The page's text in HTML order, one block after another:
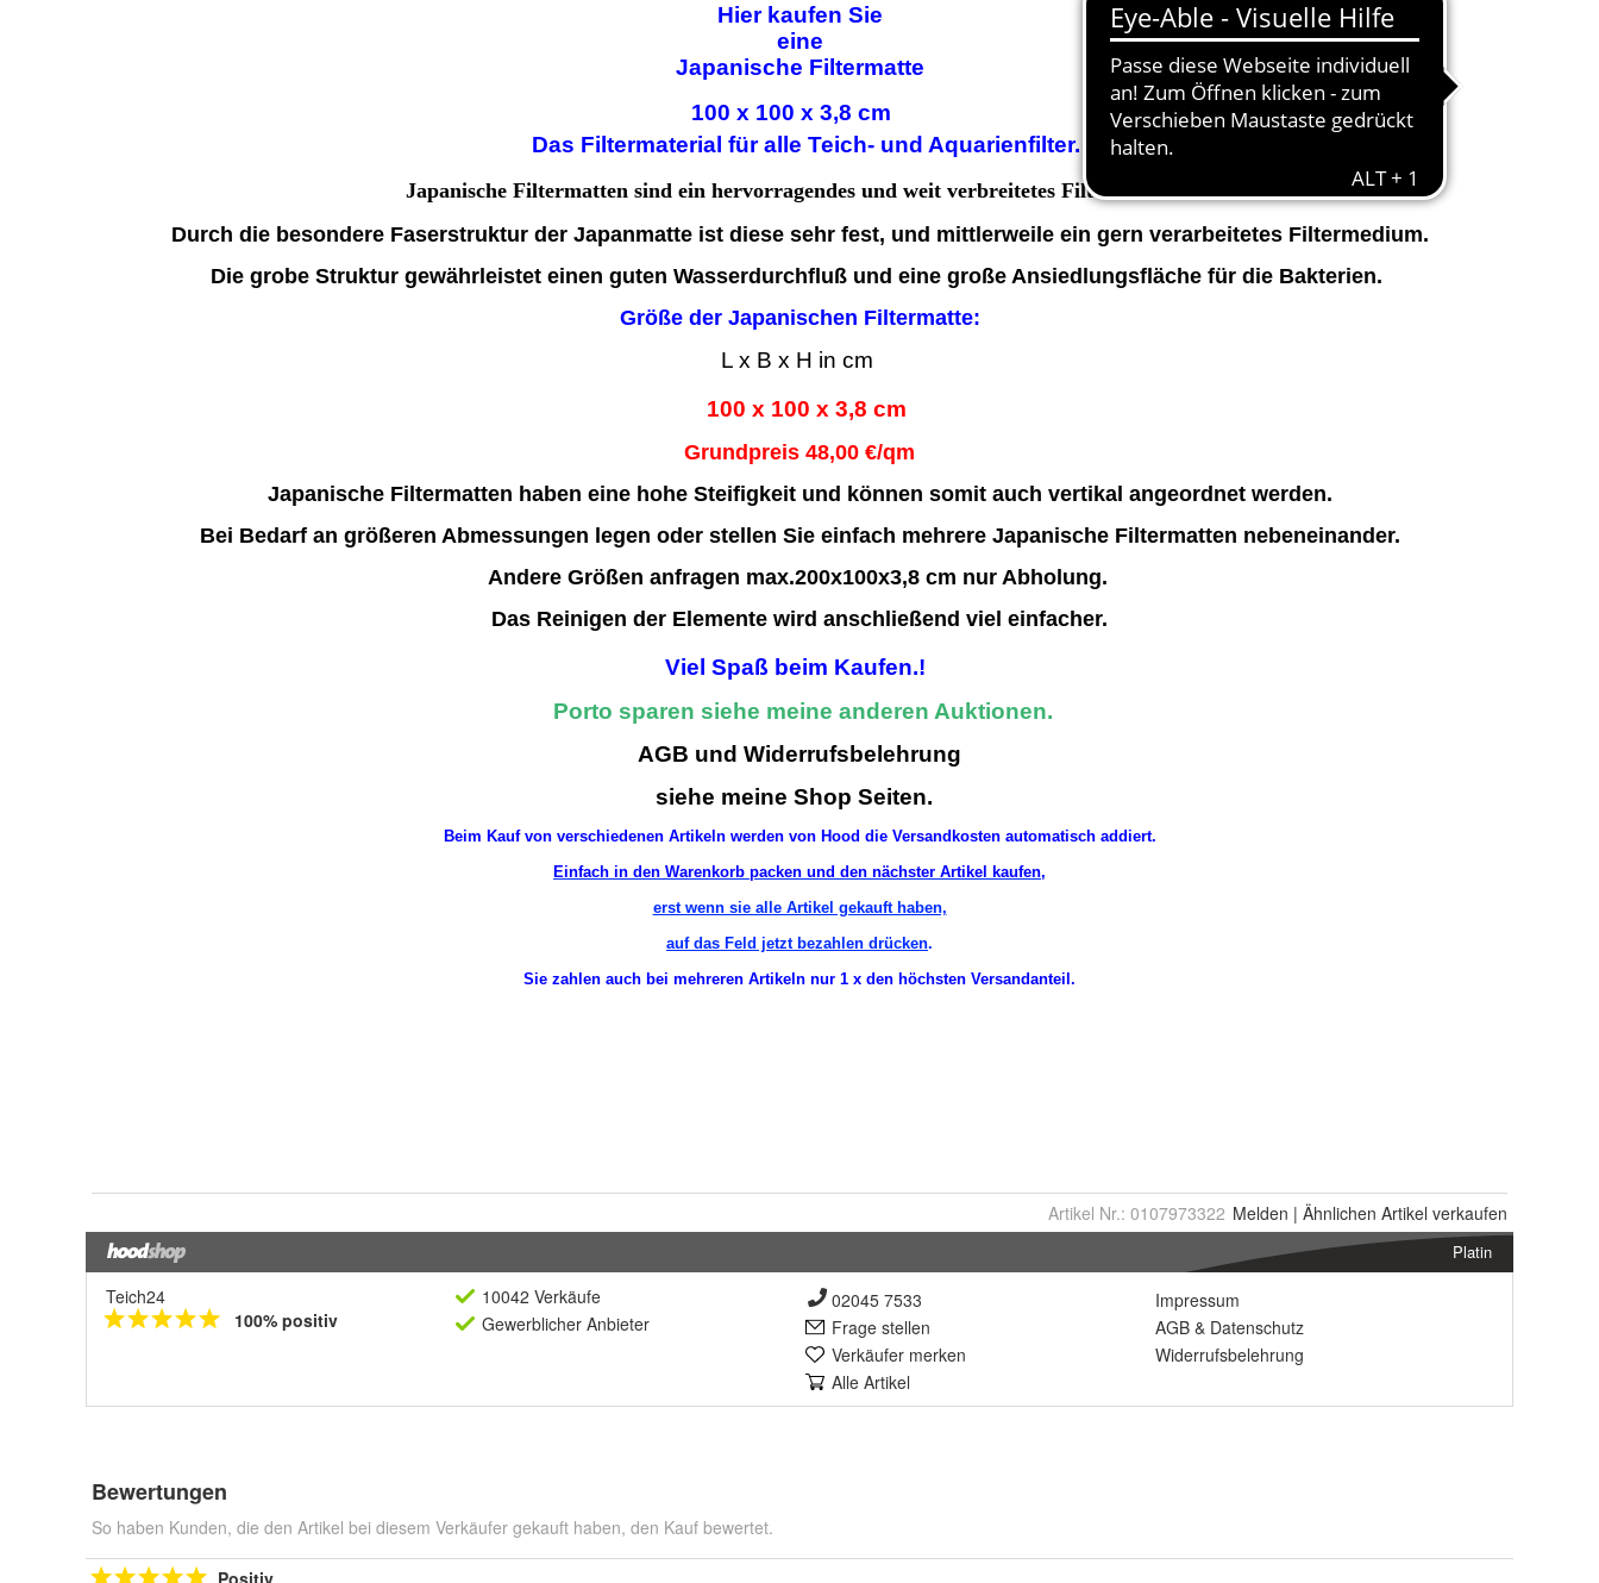
Artikel Nr.: 0107973322 Melden | Ähnlichen Artikel verkaufen
Platin
Teich24
100% positiv
10042 Verkäufe
Gewerblicher Anbieter
02045 7533
Frage stellen
Verkäufer merken
Alle Artikel
Impressum
AGB & Datenschutz
Widerrufsbelehrung
Bewertungen
So haben Kunden, die den Artikel bei diesem Verkäufer gekauft haben, den Kauf bewertet.
Positiv